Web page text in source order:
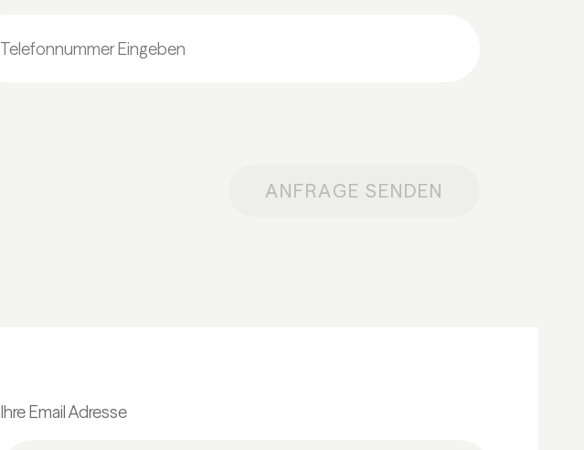
ANFRAGE SENDEN
Ihre Email Adresse